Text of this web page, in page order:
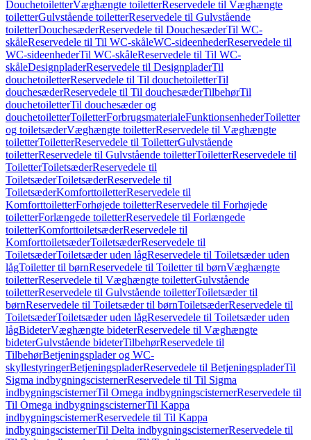
DouchetoiletterVæghængte toiletterReservedele til Væghængte
toiletterGulvstående toiletterReservedele til Gulvstående
toiletterDouchesæderReservedele til DouchesæderTil WC-
skåleReservedele til Til WC-skåleWC-sideenhederReservedele til
WC-sideenhederTil WC-skåleReservedele til Til WC-
skåleDesignpladerReservedele til DesignpladerTil
douchetoiletterReservedele til Til douchetoiletterTil
douchesæderReservedele til Til douchesæderTilbehørTil
douchetoiletterTil douchesæder og
douchetoiletterToiletterForbrugsmaterialeFunktionsenhederToiletter
og toiletsæderVæghængte toiletterReservedele til Væghængte
toiletterToiletterReservedele til ToiletterGulvstående
toiletterReservedele til Gulvstående toiletterToiletterReservedele til
ToiletterToiletsæderReservedele til
ToiletsæderToiletsæderReservedele til
ToiletsæderKomforttoiletterReservedele til
KomforttoiletterForhøjede toiletterReservedele til Forhøjede
toiletterForlængede toiletterReservedele til Forlængede
toiletterKomforttoiletsæderReservedele til
KomforttoiletsæderToiletsæderReservedele til
ToiletsæderToiletsæder uden lågReservedele til Toiletsæder uden
lågToiletter til børnReservedele til Toiletter til børnVæghængte
toiletterReservedele til Væghængte toiletterGulvstående
toiletterReservedele til Gulvstående toiletterToiletsæder til
børnReservedele til Toiletsæder til børnToiletsæderReservedele til
ToiletsæderToiletsæder uden lågReservedele til Toiletsæder uden
lågBideterVæghængte bideterReservedele til Væghængte
bideterGulvstående bideterTilbehørReservedele til
TilbehørBetjeningsplader og WC-
skyllestyringerBetjeningspladerReservedele til BetjeningspladerTil
Sigma indbygningscisternerReservedele til Til Sigma
indbygningscisternerTil Omega indbygningscisternerReservedele til
Til Omega indbygningscisternerTil Kappa
indbygningscisternerReservedele til Til Kappa
indbygningscisternerTil Delta indbygningscisternerReservedele til